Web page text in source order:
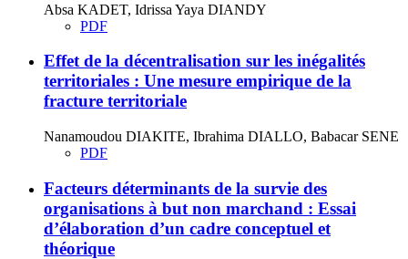
Absa KADET, Idrissa Yaya DIANDY
PDF
Effet de la décentralisation sur les inégalités
territoriales : Une mesure empirique de la
fracture territoriale
Nanamoudou DIAKITE, Ibrahima DIALLO, Babacar SENE
PDF
Facteurs déterminants de la survie des
organisations à but non marchand : Essai
d’élaboration d’un cadre conceptuel et
théorique